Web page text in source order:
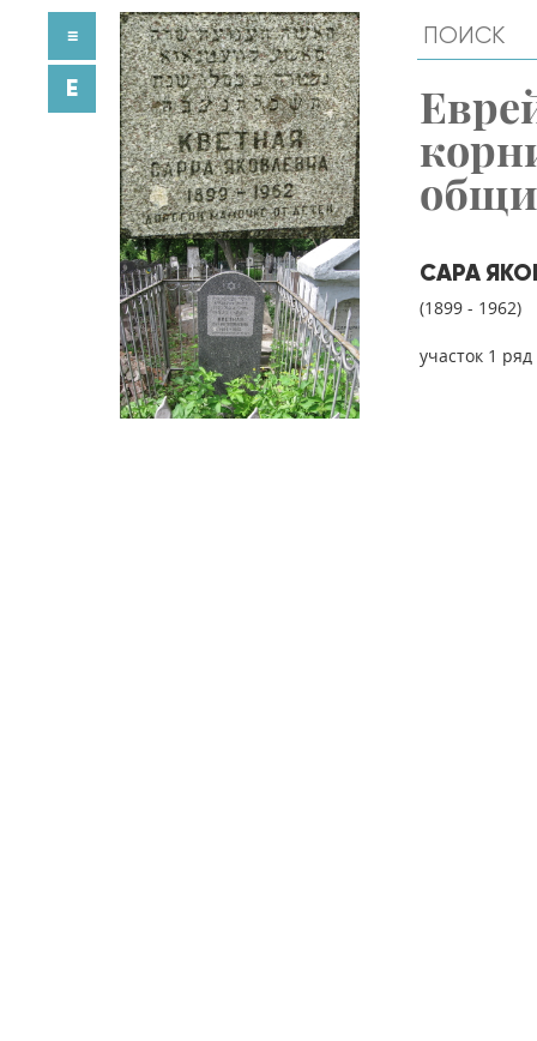
САРА
(1899 - 1962)
участок 1
≡
E